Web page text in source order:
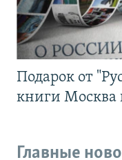
Подарок от
книги Москва
Главные